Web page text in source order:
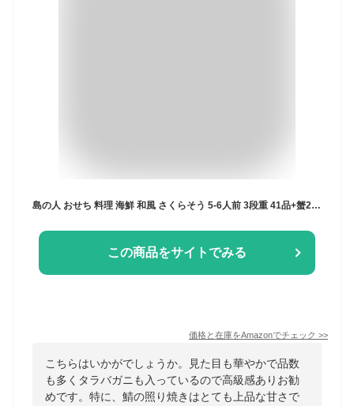
島の人 おせち 料理 海鮮 和風 さくらそう 5-6人前 3段重 41品+蟹2品 8寸 盛り付け済 北海道 高級 冷凍 12月28～29日お届け
この商品をサイトでみる
価格と在庫をAmazonでチェック >>
こちらはいかがでしょうか。見た目も華やかで品数
も多くタラバガニも入っているので高級感ありお勧
めです。特に、鯖の照り焼きはとても上品な甘さで